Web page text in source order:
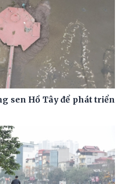
sen Hồ Tây để phát triển